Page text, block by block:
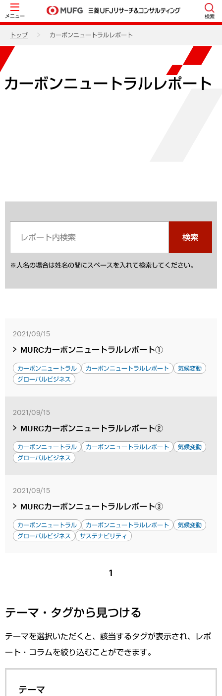
メニュー 検索
トップ カーボンニュートラルレポート
カーボンニュートラルレポート
検索
※人名の場合は姓名の間にスペースを入れて検索してください。
2021/09/15
MURCカーボンニュートラルレポート①
カーボンニュートラル カーボンニュートラルレポート
気候変動
グローバルビジネス
2021/09/15
MURCカーボンニュートラルレポート②
カーボンニュートラル カーボンニュートラルレポート
気候変動
グローバルビジネス
2021/09/15
MURCカーボンニュートラルレポート③
カーボンニュートラル カーボンニュートラルレポート
気候変動
グローバルビジネス
サステナビリティ
1
テーマ・タグから見つける
テーマを選択いただくと、該当するタグが表示され、レポ
ート・コラムを絞り込むことができます。
テーマ